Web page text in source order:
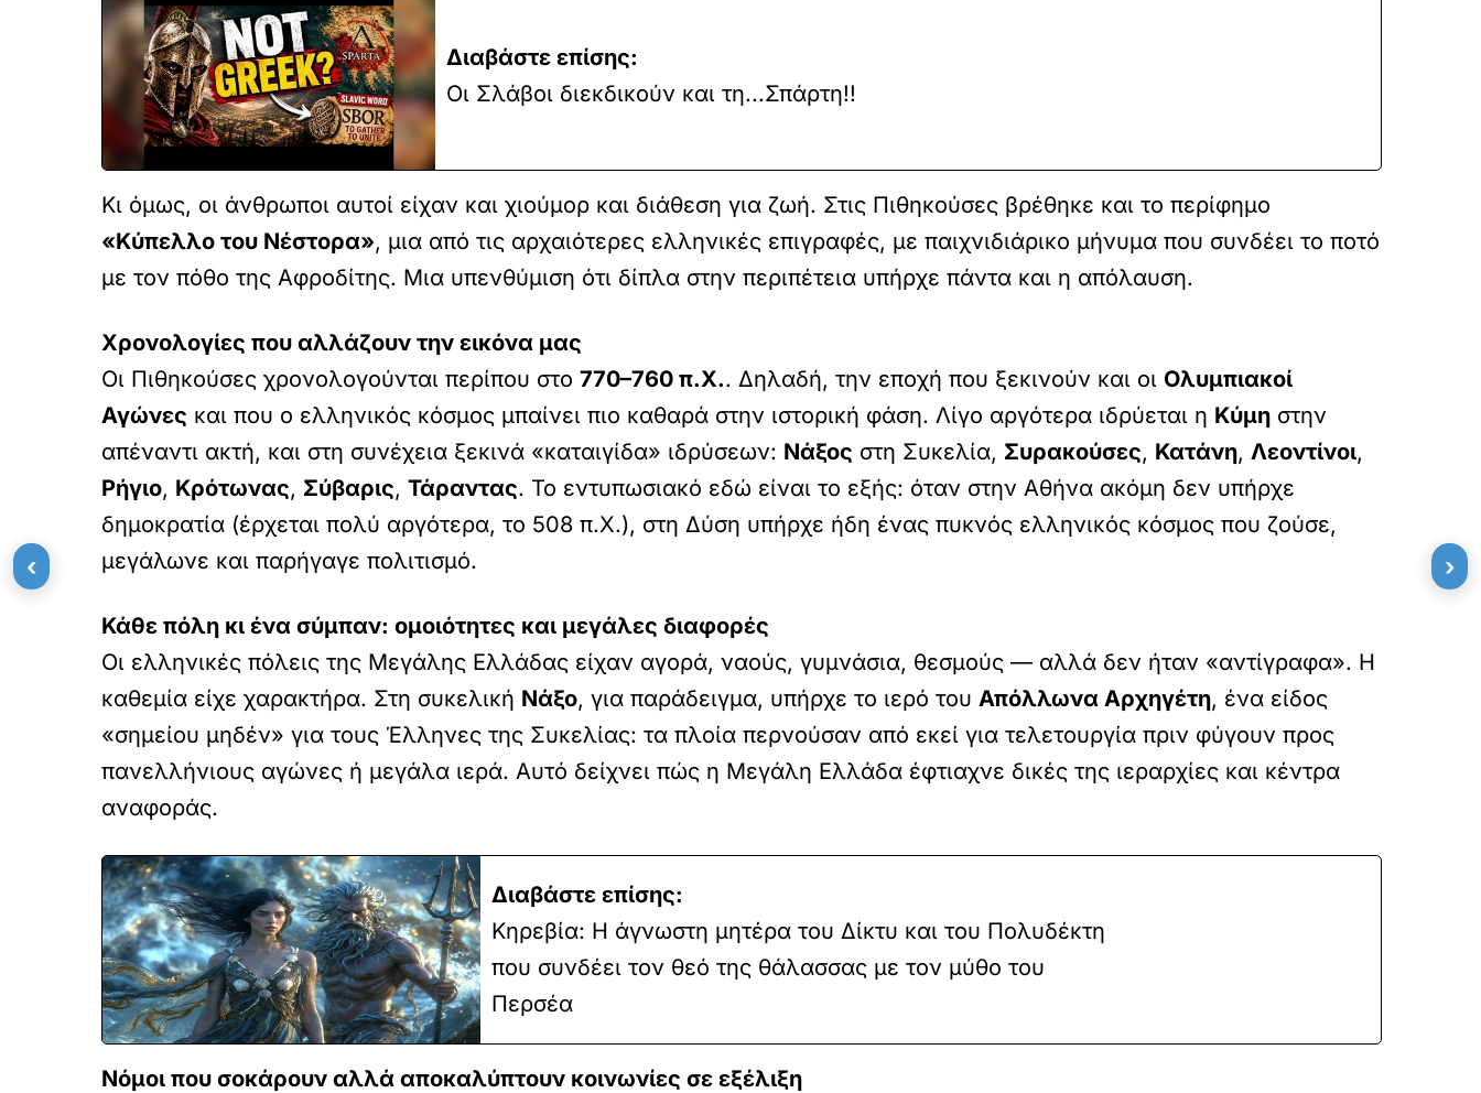
Διαβάστε επίσης:
Οι Σλάβοι διεκδικούν και τη...Σπάρτη!!
Κι όμως, οι άνθρωποι αυτοί είχαν και χιούμορ και διάθεση για ζωή. Στις Πιθηκούσες βρέθηκε και το περίφημο
«Κύπελλο του Νέστορα», μια από τις αρχαιότερες ελληνικές επιγραφές, με παιχνιδιάρικο μήνυμα που συνδέει το ποτό
με τον πόθο της Αφροδίτης. Μια υπενθύμιση ότι δίπλα στην περιπέτεια υπήρχε πάντα και η απόλαυση.
Χρονολογίες που αλλάζουν την εικόνα μας
Οι Πιθηκούσες χρονολογούνται περίπου στο 770–760 π.Χ.. Δηλαδή, την εποχή που ξεκινούν και οι Ολυμπιακοί
Αγώνες και που ο ελληνικός κόσμος μπαίνει πιο καθαρά στην ιστορική φάση. Λίγο αργότερα ιδρύεται η Κύμη στην
απέναντι ακτή, και στη συνέχεια ξεκινά «καταιγίδα» ιδρύσεων: Νάξος στη Συκελία, Συρακούσες, Κατάνη, Λεοντίνοι,
Ρήγιο, Κρότωνας, Σύβαρις, Τάραντας. Το εντυπωσιακό εδώ είναι το εξής: όταν στην Αθήνα ακόμη δεν υπήρχε
δημοκρατία (έρχεται πολύ αργότερα, το 508 π.Χ.), στη Δύση υπήρχε ήδη ένας πυκνός ελληνικός κόσμος που ζούσε,
μεγάλωνε και παρήγαγε πολιτισμό.
Κάθε πόλη κι ένα σύμπαν: ομοιότητες και μεγάλες διαφορές
Οι ελληνικές πόλεις της Μεγάλης Ελλάδας είχαν αγορά, ναούς, γυμνάσια, θεσμούς — αλλά δεν ήταν «αντίγραφα». Η
καθεμία είχε χαρακτήρα. Στη συκελική Νάξο, για παράδειγμα, υπήρχε το ιερό του Απόλλωνα Αρχηγέτη, ένα είδος
«σημείου μηδέν» για τους Έλληνες της Συκελίας: τα πλοία περνούσαν από εκεί για τελετουργία πριν φύγουν προς
πανελλήνιους αγώνες ή μεγάλα ιερά. Αυτό δείχνει πώς η Μεγάλη Ελλάδα έφτιαχνε δικές της ιεραρχίες και κέντρα
αναφοράς.
Διαβάστε επίσης:
Κηρεβία: Η άγνωστη μητέρα του Δίκτυ και του Πολυδέκτη
που συνδέει τον θεό της θάλασσας με τον μύθο του
Περσέα
Νόμοι που σοκάρουν αλλά αποκαλύπτουν κοινωνίες σε εξέλιξη
‹ ›